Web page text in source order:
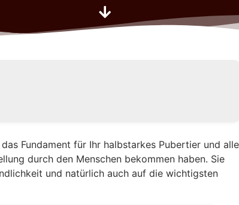
Fundament für Ihr halbstarkes Pubertier und alle
durch den Menschen bekommen haben. Sie
und natürlich auch auf die wichtigsten